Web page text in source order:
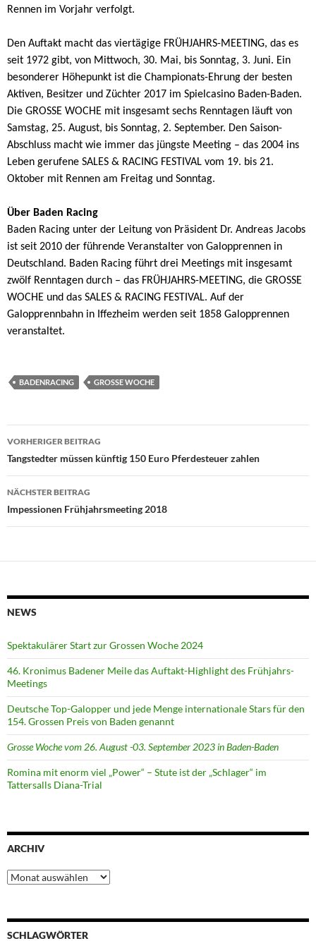
Rennen im Vorjahr verfolgt.
Den Auftakt macht das viertägige FRÜHJAHRS-MEETING, das es
seit 1972 gibt, von Mittwoch, 30. Mai, bis Sonntag, 3. Juni. Ein
besonderer Höhepunkt ist die Championats-Ehrung der besten
Aktiven, Besitzer und Züchter 2017 im Spielcasino Baden-Baden.
Die GROSSE WOCHE mit insgesamt sechs Renntagen läuft von
Samstag, 25. August, bis Sonntag, 2. September. Den Saison-
Abschluss macht wie immer das jüngste Meeting – das 2004 ins
Leben gerufene SALES & RACING FESTIVAL vom 19. bis 21.
Oktober mit Rennen am Freitag und Sonntag.
Über Baden Racing
Baden Racing unter der Leitung von Präsident Dr. Andreas Jacobs
ist seit 2010 der führende Veranstalter von Galopprennen in
Deutschland. Baden Racing führt drei Meetings mit insgesamt
zwölf Renntagen durch – das FRÜHJAHRS-MEETING, die GROSSE
WOCHE und das SALES & RACING FESTIVAL. Auf der
Galopprennbahn in Iffezheim werden seit 1858 Galopprennen
veranstaltet.
BADENRACING GROSSE WOCHE
Beitragsnavigation
VORHERIGER BEITRAG
Tangstedter müssen künftig 150 Euro Pferdesteuer zahlen
NÄCHSTER BEITRAG
Impessionen Frühjahrsmeeting 2018
NEWS
Spektakulärer Start zur Grossen Woche 2024
46. Kronimus Badener Meile das Auftakt-Highlight des Frühjahrs-
Meetings
Deutsche Top-Galopper und jede Menge internationale Stars für den
154. Grossen Preis von Baden genannt
Grosse Woche vom 26. August -03. September 2023 in Baden-Baden
Romina mit enorm viel „Power“ – Stute ist der „Schlager“ im
Tattersalls Diana-Trial
ARCHIV
Archiv
SCHLAGWÖRTER